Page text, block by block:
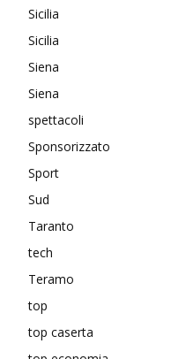
Sicilia
Sicilia
Siena
Siena
spettacoli
Sponsorizzato
Sport
Sud
Taranto
tech
Teramo
top
top caserta